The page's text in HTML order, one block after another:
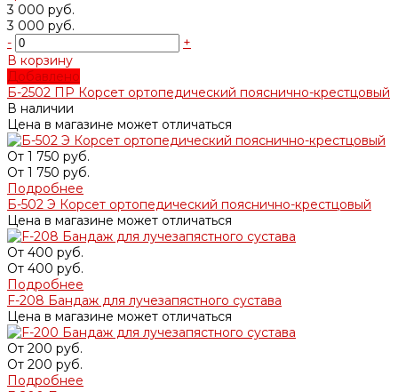
3 000 руб.
3 000 руб.
-
+
В корзину
Добавлено
Б-2502 ПР Корсет ортопедический пояснично-крестцовый
В наличии
Цена в магазине может отличаться
От 1 750 руб.
От 1 750 руб.
Подробнее
Б-502 Э Корсет ортопедический пояснично-крестцовый
Цена в магазине может отличаться
От 400 руб.
От 400 руб.
Подробнее
F-208 Бандаж для лучезапястного сустава
Цена в магазине может отличаться
От 200 руб.
От 200 руб.
Подробнее